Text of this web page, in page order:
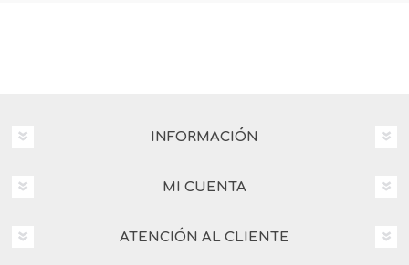
INFORMACIÓN
MI CUENTA
ATENCIÓN AL CLIENTE